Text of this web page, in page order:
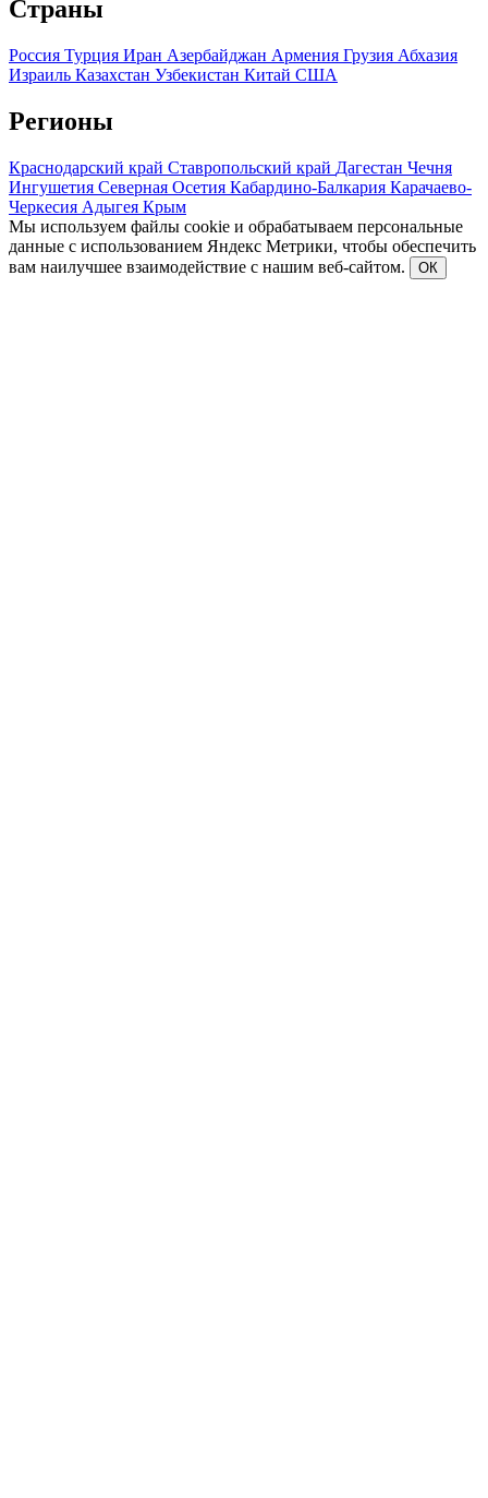
Страны
Россия Турция Иран Азербайджан Армения Грузия Абхазия
Израиль Казахстан Узбекистан Китай США
Регионы
Краснодарский край Ставропольский край Дагестан Чечня
Ингушетия Северная Осетия Кабардино-Балкария Карачаево-
Черкесия Адыгея Крым
Мы используем файлы cookie и обрабатываем персональные
данные с использованием Яндекс Метрики, чтобы обеспечить
вам наилучшее взаимодействие с нашим веб-сайтом.
ОК